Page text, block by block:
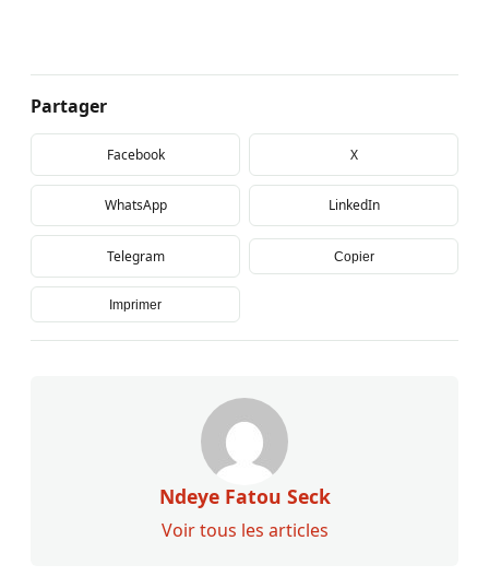
Partager
Facebook X
WhatsApp LinkedIn
Telegram Copier
Imprimer
Ndeye Fatou Seck
Voir tous les articles